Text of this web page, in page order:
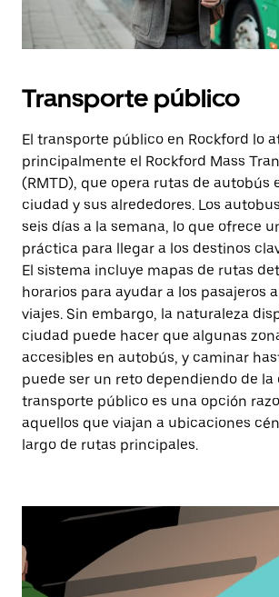
Transporte público
El transporte público en Rockford lo
principalmente el Rockford Mass
(RMTD), que opera rutas de autobús
ciudad y sus alrededores. Los
seis días a la semana, lo que ofrece
práctica para llegar a los destinos
El sistema incluye mapas de rutas
horarios para ayudar a los pasajeros
viajes. Sin embargo, la naturaleza
ciudad puede hacer que algunas
accesibles en autobús, y caminar
puede ser un reto dependiendo de la
transporte público es una opción
aquellos que viajan a ubicaciones
largo de rutas principales.